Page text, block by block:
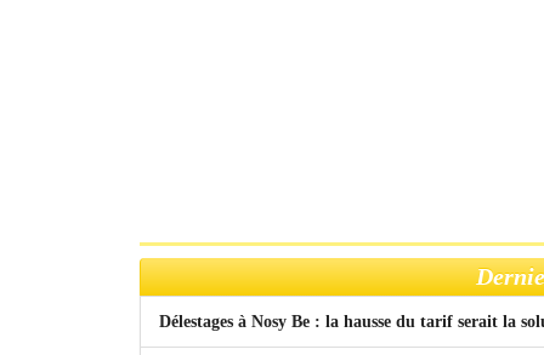
Délestages à Nosy Be : la hausse du tarif serait la